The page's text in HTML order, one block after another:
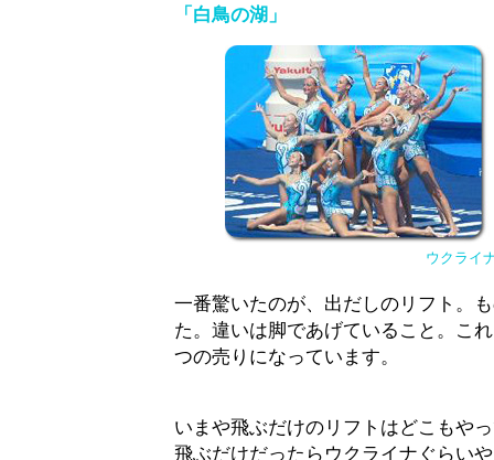
「白鳥の湖」
ウクライ
一番驚いたのが、出だしのリフト。
た。違いは脚であげていること。こ
つの売りになっています。
いまや飛ぶだけのリフトはどこもや
飛ぶだけだったらウクライナぐらい